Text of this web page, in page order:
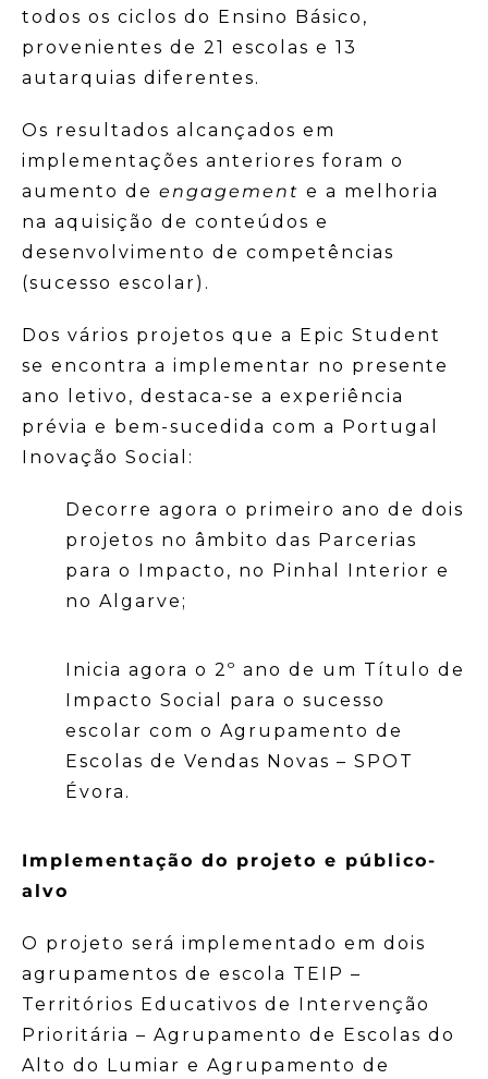
todos os ciclos do Ensino Básico,
provenientes de 21 escolas e 13
autarquias diferentes.
Os resultados alcançados em
implementações anteriores foram o
aumento de engagement e a melhoria
na aquisição de conteúdos e
desenvolvimento de competências
(sucesso escolar).
Dos vários projetos que a Epic Student
se encontra a implementar no presente
ano letivo, destaca-se a experiência
prévia e bem-sucedida com a Portugal
Inovação Social:
Decorre agora o primeiro ano de dois
projetos no âmbito das Parcerias
para o Impacto, no Pinhal Interior e
no Algarve;
Inicia agora o 2º ano de um Título de
Impacto Social para o sucesso
escolar com o Agrupamento de
Escolas de Vendas Novas – SPOT
Évora.
Implementação do projeto e público-
alvo
O projeto será implementado em dois
agrupamentos de escola TEIP –
Territórios Educativos de Intervenção
Prioritária – Agrupamento de Escolas do
Alto do Lumiar e Agrupamento de